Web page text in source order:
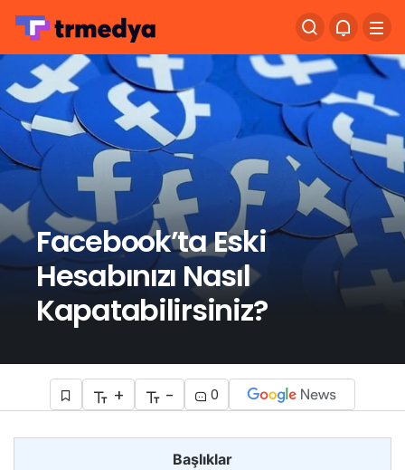
Facebook’ta Eski
Hesabınızı Nasıl
Kapatabilirsiniz?
+ - 0
Başlıklar